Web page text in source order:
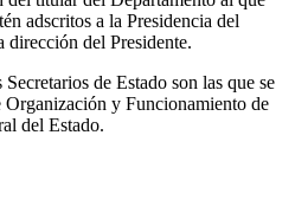
adscritos a la Presidencia del
dirección del Presidente.
de Estado son las que se
y Funcionamiento de
del Estado.